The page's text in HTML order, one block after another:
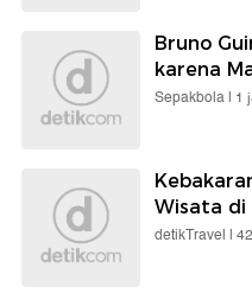
Bruno
karena
Sepakbola | 1
Wisata di
detikTravel |